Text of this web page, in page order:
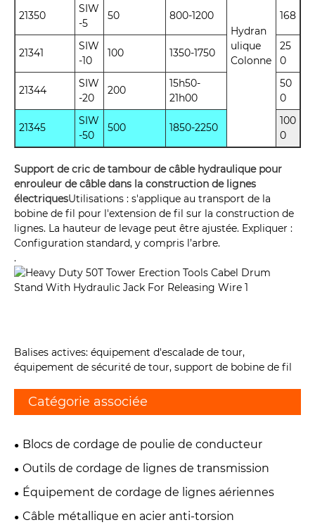
Hydran
ulique
Colonne
21350
SIW
-5
50 800-1200 168
21341
SIW
-10
100 1350-1750
25
0
21344
SIW
-20
200
15h50-
21h00
50
0
21345
SIW
-50
500 1850-2250
100
0
Support de cric de tambour de câble hydraulique pour
enrouleur de câble dans la construction de lignes
électriquesUtilisations : s'applique au transport de la
bobine de fil pour l'extension de fil sur la construction de
lignes. La hauteur de levage peut être ajustée. Expliquer :
Configuration standard, y compris l’arbre.
.
Balises actives: équipement d'escalade de tour,
équipement de sécurité de tour, support de bobine de fil
Catégorie associée
Blocs de cordage de poulie de conducteur
Outils de cordage de lignes de transmission
Équipement de cordage de lignes aériennes
Câble métallique en acier anti-torsion